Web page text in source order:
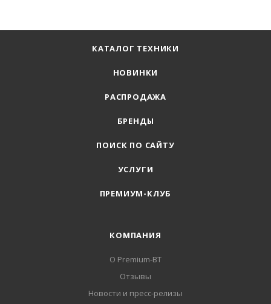
КАТАЛОГ ТЕХНИКИ
НОВИНКИ
РАСПРОДАЖА
БРЕНДЫ
ПОИСК ПО САЙТУ
УСЛУГИ
ПРЕМИУМ-КЛУБ
КОМПАНИЯ
О Premium-BT
Отзывы
Новости и пресс-релизы